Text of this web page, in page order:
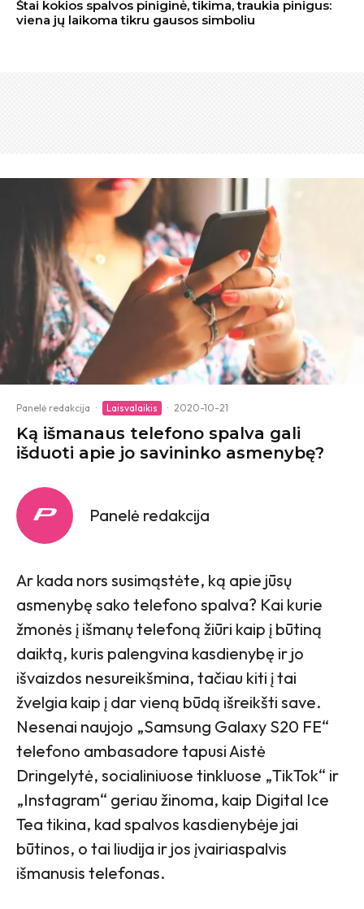
Štai kokios spalvos piniginė, tikima, traukia pinigus:
viena jų laikoma tikru gausos simboliu
Panelė redakcija · Laisvalaikis · 2020-10-21
Ką išmanaus telefono spalva gali
išduoti apie jo savininko asmenybę?
Panelė redakcija
Ar kada nors susimąstėte, ką apie jūsų
asmenybę sako telefono spalva? Kai kurie
žmonės į išmanų telefoną žiūri kaip į būtiną
daiktą, kuris palengvina kasdienybę ir jo
išvaizdos nesureikšmina, tačiau kiti į tai
žvelgia kaip į dar vieną būdą išreikšti save.
Nesenai naujojo „Samsung Galaxy S20 FE“
telefono ambasadore tapusi Aistė
Dringelytė, socialiniuose tinkluose „TikTok“ ir
„Instagram“ geriau žinoma, kaip Digital Ice
Tea tikina, kad spalvos kasdienybėje jai
būtinos, o tai liudija ir jos įvairiaspalvis
išmanusis telefonas.